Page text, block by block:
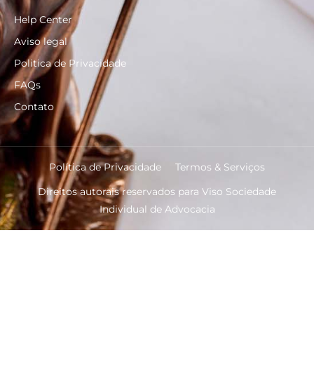
Help Center
Aviso legal
Politica de Privacidade
FAQs
Contato
Direitos autorais reservados para Viso Sociedade
Individual de Advocacia
Política de Privacidade Termos & Serviços